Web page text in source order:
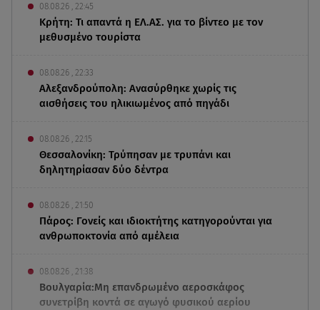
08.08.26 , 22:45
Κρήτη: Τι απαντά η ΕΛ.ΑΣ. για το βίντεο με τον
μεθυσμένο τουρίστα
08.08.26 , 22:33
Αλεξανδρούπολη: Ανασύρθηκε χωρίς τις
αισθήσεις του ηλικιωμένος από πηγάδι
08.08.26 , 22:15
Θεσσαλονίκη: Τρύπησαν με τρυπάνι και
δηλητηρίασαν δύο δέντρα
08.08.26 , 21:50
Πάρος: Γονείς και ιδιοκτήτης κατηγορούνται για
ανθρωποκτονία από αμέλεια
08.08.26 , 21:38
Βουλγαρία:Μη επανδρωμένο αεροσκάφος
συνετρίβη κοντά σε αγωγό φυσικού αερίου